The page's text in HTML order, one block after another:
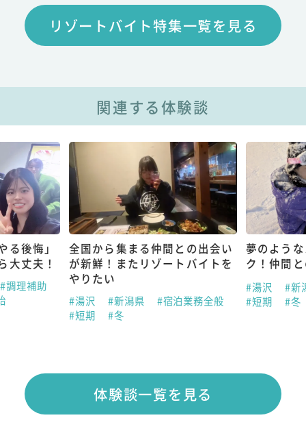
リゾートバイト特集一覧を見る
関連する体験談
る後悔」
大丈夫！
#調理補助
全国から集まる仲間との出会い
が新鮮！またリゾートバイトを
やりたい
#湯沢 #新潟県
#宿泊業務全般
#短期
#冬
夢のよう
ク！仲間
#湯沢
#新
#短期
#冬
体験談一覧を見る